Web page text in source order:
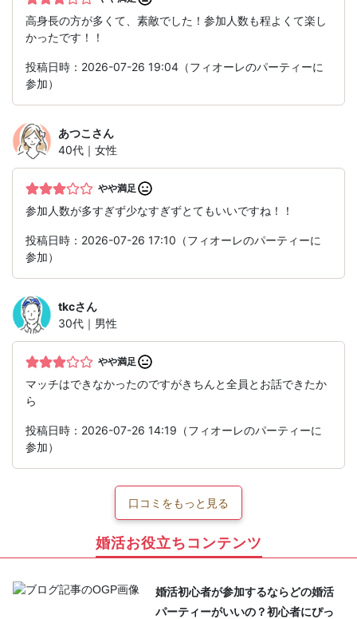
高身長の方が多くて、素敵でした！参加人数も程よくて楽し
かったです！！
投稿日時：2026-07-26 19:04（フィオーレのパーティーに
参加）
あつこ さん
40代｜女性
やや満足
参加人数が多すぎず少なすぎずとてもいいですね！！
投稿日時：2026-07-26 17:10（フィオーレのパーティーに
参加）
tkcさん
30代｜男性
やや満足
マッチはできなかったのですがきちんと全員とお話できたか
ら
投稿日時：2026-07-26 14:19（フィオーレのパーティーに
参加）
口コミをもっと見る
婚活お役立ちコンテンツ
婚活初心者が参加するならどの婚活
パーティーがいいの？初心者にぴっ